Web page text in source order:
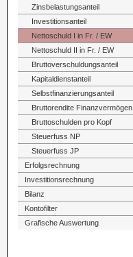
Zinsbelastungsanteil
Investitionsanteil
Nettoschuld I in Fr. / EW
Nettoschuld II in Fr. / EW
Bruttoverschuldungsanteil
Kapitaldienstanteil
Selbstfinanzierungsanteil
Bruttorendite Finanzvermögen
Bruttoschulden pro Kopf
Steuerfuss NP
Steuerfuss JP
Erfolgsrechnung
Investitionsrechnung
Bilanz
Kontofilter
Grafische Auswertung